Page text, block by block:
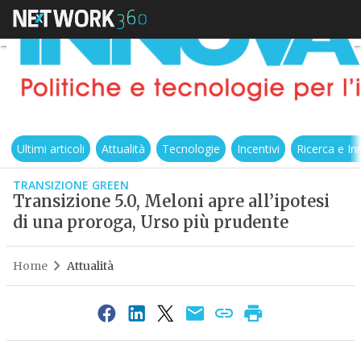
Ultimi articoli Attualità Tecnologie Incentivi Ricerca e
TRANSIZIONE GREEN
Transizione 5.0, Meloni apre all’ipotesi
di una proroga, Urso più prudente
Home Attualità